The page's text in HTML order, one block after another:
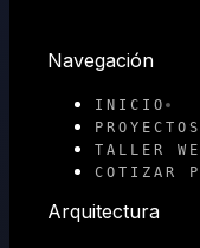
Navegación
INICIO
PROYECTOS
TALLER
COTIZAR
Arquitectura